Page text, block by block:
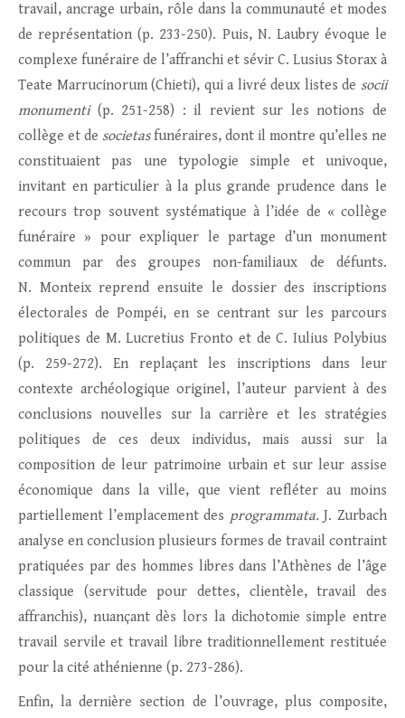
travail, ancrage urbain, rôle dans la communauté et modes
de représentation (p. 233-250). Puis, N. Laubry évoque le
complexe funéraire de l’affranchi et sévir C. Lusius Storax à
Teate Marrucinorum (Chieti), qui a livré deux listes de socii
monumenti (p. 251-258) : il revient sur les notions de
collège et de societasfunéraires, dont il montre qu’elles ne
constituaient pas une typologie simple et univoque,
invitant en particulier à la plus grande prudence dans le
recours trop souvent systématique à l’idée de « collège
funéraire » pour expliquer le partage d’un monument
commun par des groupes non-familiaux de défunts.
N. Monteix reprend ensuite le dossier des inscriptions
électorales de Pompéi, en se centrant sur les parcours
politiques de M. Lucretius Fronto et de C. Iulius Polybius
(p. 259-272). En replaçant les inscriptions dans leur
contexte archéologique originel, l’auteur parvient à des
conclusions nouvelles sur la carrière et les stratégies
politiques de ces deux individus, mais aussi sur la
composition de leur patrimoine urbain et sur leur assise
économique dans la ville, que vient refléter au moins
partiellement l’emplacement des programmata.J. Zurbach
analyse en conclusion plusieurs formes de travail contraint
pratiquées par des hommes libres dans l’Athènes de l’âge
classique (servitude pour dettes, clientèle, travail des
affranchis), nuançant dès lors la dichotomie simple entre
travail servile et travail libre traditionnellement restituée
pour la cité athénienne (p. 273-286).
Enfin, la dernière section de l’ouvrage, plus composite,